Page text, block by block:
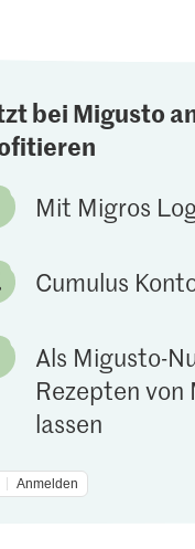
bei Migusto
Mit Migros
Cumulus
Als Migusto-
Rezepten
lassen
Anmelden